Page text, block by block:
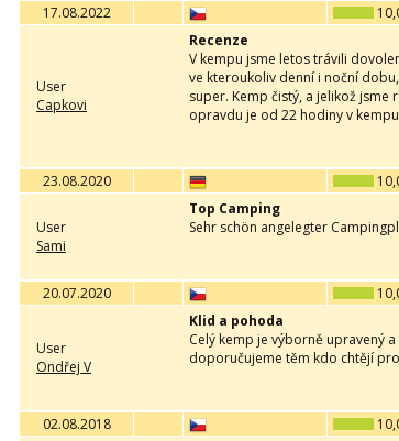
17.08.2022
User
Capkovi
Recenze
V kempu jsme letos trávili
ve kteroukoliv denní i noční
super. Kemp čistý, a jelikož
opravdu je od 22 hodiny v
23.08.2020
User
Sami
Top Camping
Sehr schön angelegter
20.07.2020
User
Ondřej V
Klid a pohoda
Celý kemp je výborně upravený
doporučujeme těm kdo chtějí
02.08.2018